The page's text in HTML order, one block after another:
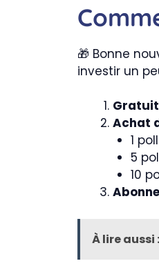
🎁 Bonne
investir un
Achat
1
5
10
À lire aussi :